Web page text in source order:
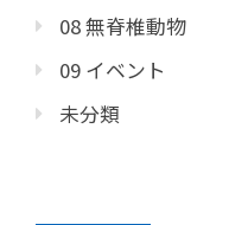
08 無脊椎動物
09 イベント
未分類